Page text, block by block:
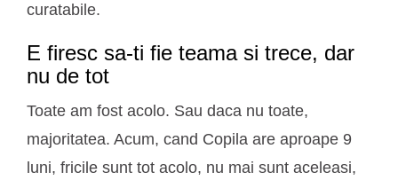
curatabile.
E firesc sa-ti fie teama si trece, dar
nu de tot
Toate am fost acolo. Sau daca nu toate,
majoritatea. Acum, cand Copila are aproape 9
luni, fricile sunt tot acolo, nu mai sunt aceleasi,